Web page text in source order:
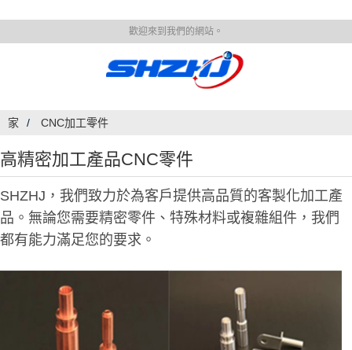
歡迎來到我們的網站。
家 CNC加工零件
高精密加工產品CNC零件
SHZHJ，我們致力於為客戶提供高品質的客製化加工產
品。無論您需要精密零件、特殊材料或複雜組件，我們
都有能力滿足您的要求。